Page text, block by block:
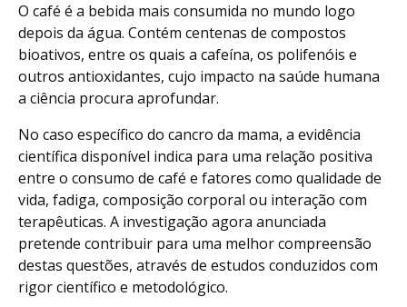
O café é a bebida mais consumida no mundo logo
depois da água. Contém centenas de compostos
bioativos, entre os quais a cafeína, os polifenóis e
outros antioxidantes, cujo impacto na saúde humana
a ciência procura aprofundar.
No caso específico do cancro da mama, a evidência
científica disponível indica para uma relação positiva
entre o consumo de café e fatores como qualidade de
vida, fadiga, composição corporal ou interação com
terapêuticas. A investigação agora anunciada
pretende contribuir para uma melhor compreensão
destas questões, através de estudos conduzidos com
rigor científico e metodológico.